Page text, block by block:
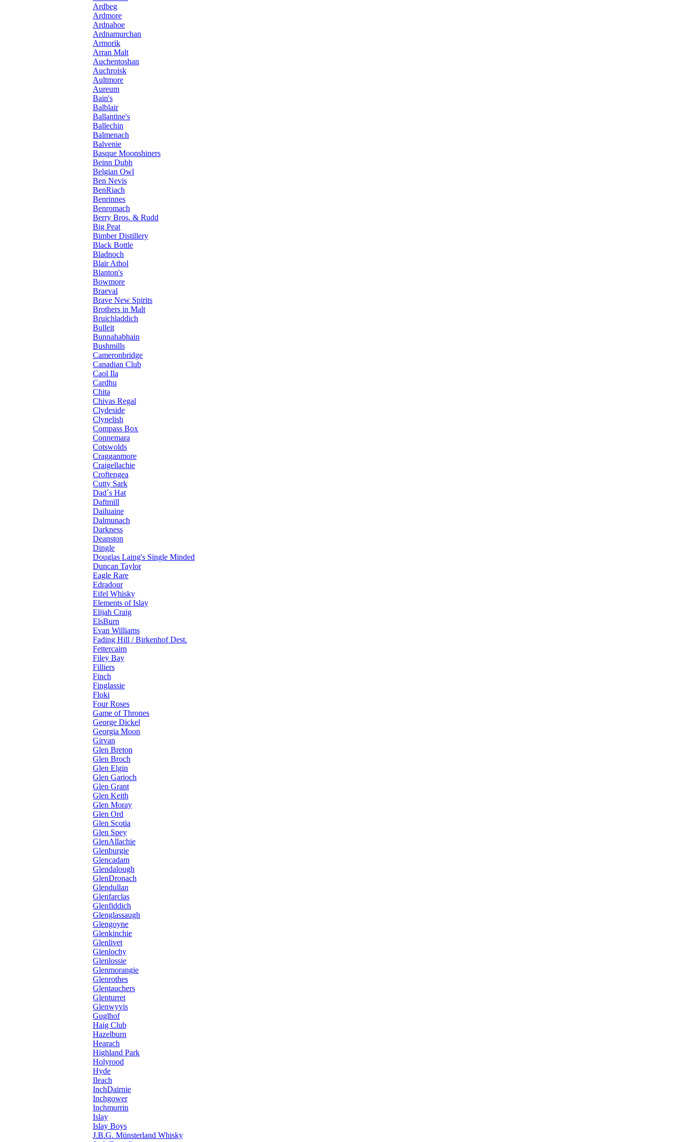
Ardbeg
Ardmore
Ardnahoe
Ardnamurchan
Armorik
Arran Malt
Auchentoshan
Auchroisk
Aultmore
Aureum
Bain's
Balblair
Ballantine's
Ballechin
Balmenach
Balvenie
Basque Moonshiners
Beinn Dubh
Belgian Owl
Ben Nevis
BenRiach
Benrinnes
Benromach
Berry Bros. & Rudd
Big Peat
Bimber Distillery
Black Bottle
Bladnoch
Blair Athol
Blanton's
Bowmore
Braeval
Brave New Spirits
Brothers in Malt
Bruichladdich
Bulleit
Bunnahabhain
Bushmills
Cameronbridge
Canadian Club
Caol Ila
Cardhu
Chita
Chivas Regal
Clydeside
Clynelish
Compass Box
Connemara
Cotswolds
Cragganmore
Craigellachie
Croftengea
Cutty Sark
Dad´s Hat
Daftmill
Dailuaine
Dalmunach
Darkness
Deanston
Dingle
Douglas Laing's Single Minded
Duncan Taylor
Eagle Rare
Edradour
Eifel Whisky
Elements of Islay
Elijah Craig
ElsBurn
Evan Williams
Fading Hill / Birkenhof Dest.
Fettercairn
Filey Bay
Filliers
Finch
Finglassie
Floki
Four Roses
Game of Thrones
George Dickel
Georgia Moon
Girvan
Glen Breton
Glen Broch
Glen Elgin
Glen Garioch
Glen Grant
Glen Keith
Glen Moray
Glen Ord
Glen Scotia
Glen Spey
GlenAllachie
Glenburgie
Glencadam
Glendalough
GlenDronach
Glendullan
Glenfarclas
Glenfiddich
Glenglassaugh
Glengoyne
Glenkinchie
Glenlivet
Glenlochy
Glenlossie
Glenmorangie
Glenrothes
Glentauchers
Glenturret
Glenwyvis
Guglhof
Haig Club
Hazelburn
Hearach
Highland Park
Holyrood
Hyde
Ileach
InchDairnie
Inchgower
Inchmurrin
Islay
Islay Boys
J.B.G. Münsterland Whisky